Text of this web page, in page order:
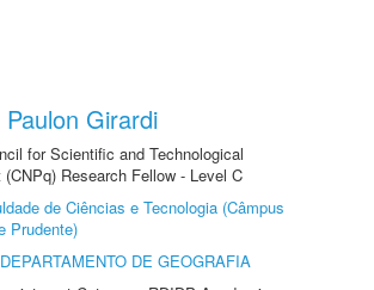
Girardi
for Scientific and Technological
(CNPq) Research Fellow - Level C
de Ciências e Tecnologia (Câmpus
Prudente)
DEPARTAMENTO DE GEOGRAFIA